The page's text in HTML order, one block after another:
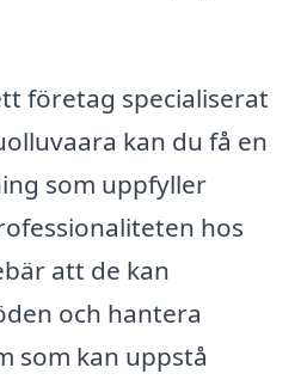
företag specialiserat
kan du få en
som uppfyller
hos
att de kan
och hantera
som kan uppstå